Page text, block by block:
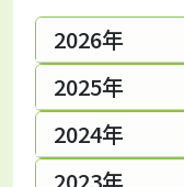
2026年
2025年
2024年